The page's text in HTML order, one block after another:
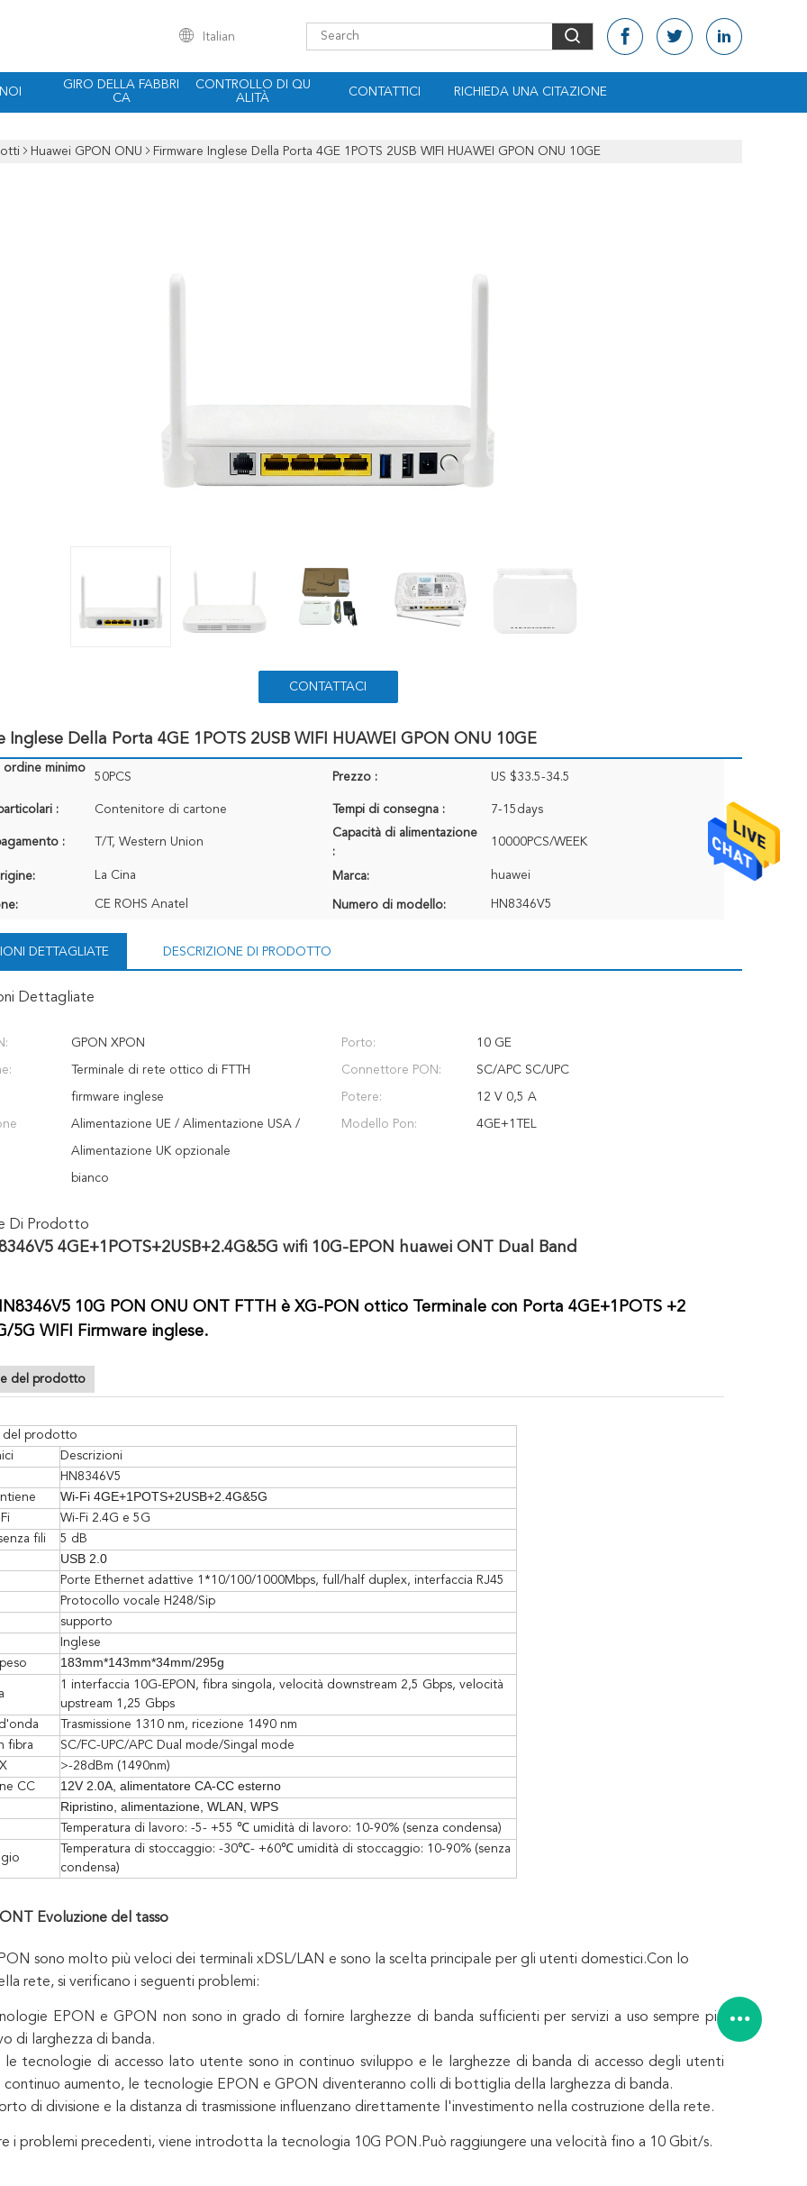
Italian
GIRO DELLA FABBRI
CA
CONTROLLO DI QU
ALITÀ
CONTATTICI RICHIEDA UNA CITAZIONE
Huawei GPON ONU Firmware Inglese Della Porta 4GE 1POTS 2USB WIFI HUAWEI GPON ONU 10GE
CONTATTACI
Inglese Della Porta 4GE 1POTS 2USB WIFI HUAWEI GPON ONU 10GE
ordine minimo
50PCS Prezzo : US $33.5-34.5
: Contenitore di cartone Tempi di consegna : 7-15days
: T/T, Western Union
Capacità di alimentazione
:
10000PCS/WEEK
La Cina Marca: huawei
CE ROHS Anatel Numero di modello: HN8346V5
DETTAGLIATE DESCRIZIONE DI PRODOTTO
Dettagliate
GPON XPON Porto: 10 GE
Terminale di rete ottico di FTTH Connettore PON: SC/APC SC/UPC
firmware inglese Potere: 12 V 0,5 A
Alimentazione UE / Alimentazione USA /
Alimentazione UK opzionale
Modello Pon: 4GE+1TEL
bianco
Di Prodotto
4GE+1POTS+2USB+2.4G&5G wifi 10G-EPON huawei ONT Dual Band
10G PON ONU ONT FTTH è XG-PON ottico Terminale con Porta 4GE+1POTS +2
5G WIFI Firmware inglese.
del prodotto
del prodotto
Descrizioni
HN8346V5
Wi-Fi 4GE+1POTS+2USB+2.4G&5G
Wi-Fi 2.4G e 5G
fili
5 dB
USB 2.0
Porte Ethernet adattive 1*10/100/1000Mbps, full/half duplex, interfaccia RJ45
Protocollo vocale H248/Sip
supporto
Inglese
183mm*143mm*34mm/295g
1 interfaccia 10G-EPON, fibra singola, velocità downstream 2,5 Gbps, velocità
upstream 1,25 Gbps
Trasmissione 1310 nm, ricezione 1490 nm
fibra
SC/FC-UPC/APC Dual mode/Singal mode
>-28dBm (1490nm)
CC
12V 2.0A, alimentatore CA-CC esterno
Ripristino, alimentazione, WLAN, WPS
Temperatura di lavoro: -5- +55 ℃ umidità di lavoro: 10-90% (senza condensa)
Temperatura di stoccaggio: -30℃- +60℃ umidità di stoccaggio: 10-90% (senza
condensa)
Evoluzione del tasso
PON sono molto più veloci dei terminali xDSL/LAN e sono la scelta principale per gli utenti domestici.Con lo
rete, si verificano i seguenti problemi:
EPON e GPON non sono in grado di fornire larghezze di banda sufficienti per servizi a uso sempre più
di larghezza di banda.
le tecnologie di accesso lato utente sono in continuo sviluppo e le larghezze di banda di accesso degli utenti
continuo aumento, le tecnologie EPON e GPON diventeranno colli di bottiglia della larghezza di banda.
di divisione e la distanza di trasmissione influenzano direttamente l'investimento nella costruzione della rete.
i problemi precedenti, viene introdotta la tecnologia 10G PON.Può raggiungere una velocità fino a 10 Gbit/s.